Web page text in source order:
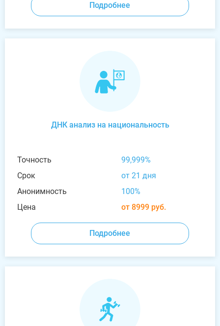
Подробнее
ДНК анализ на национальность
Точность
99,999%
Срок
от 21 дня
Анонимность
100%
Цена
от 8999 руб.
Подробнее